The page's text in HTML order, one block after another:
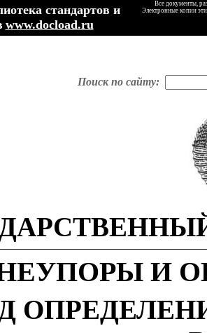
стандартов и
www.docload.ru
Все документы,
Электронные копии
Поиск по сайту:
И